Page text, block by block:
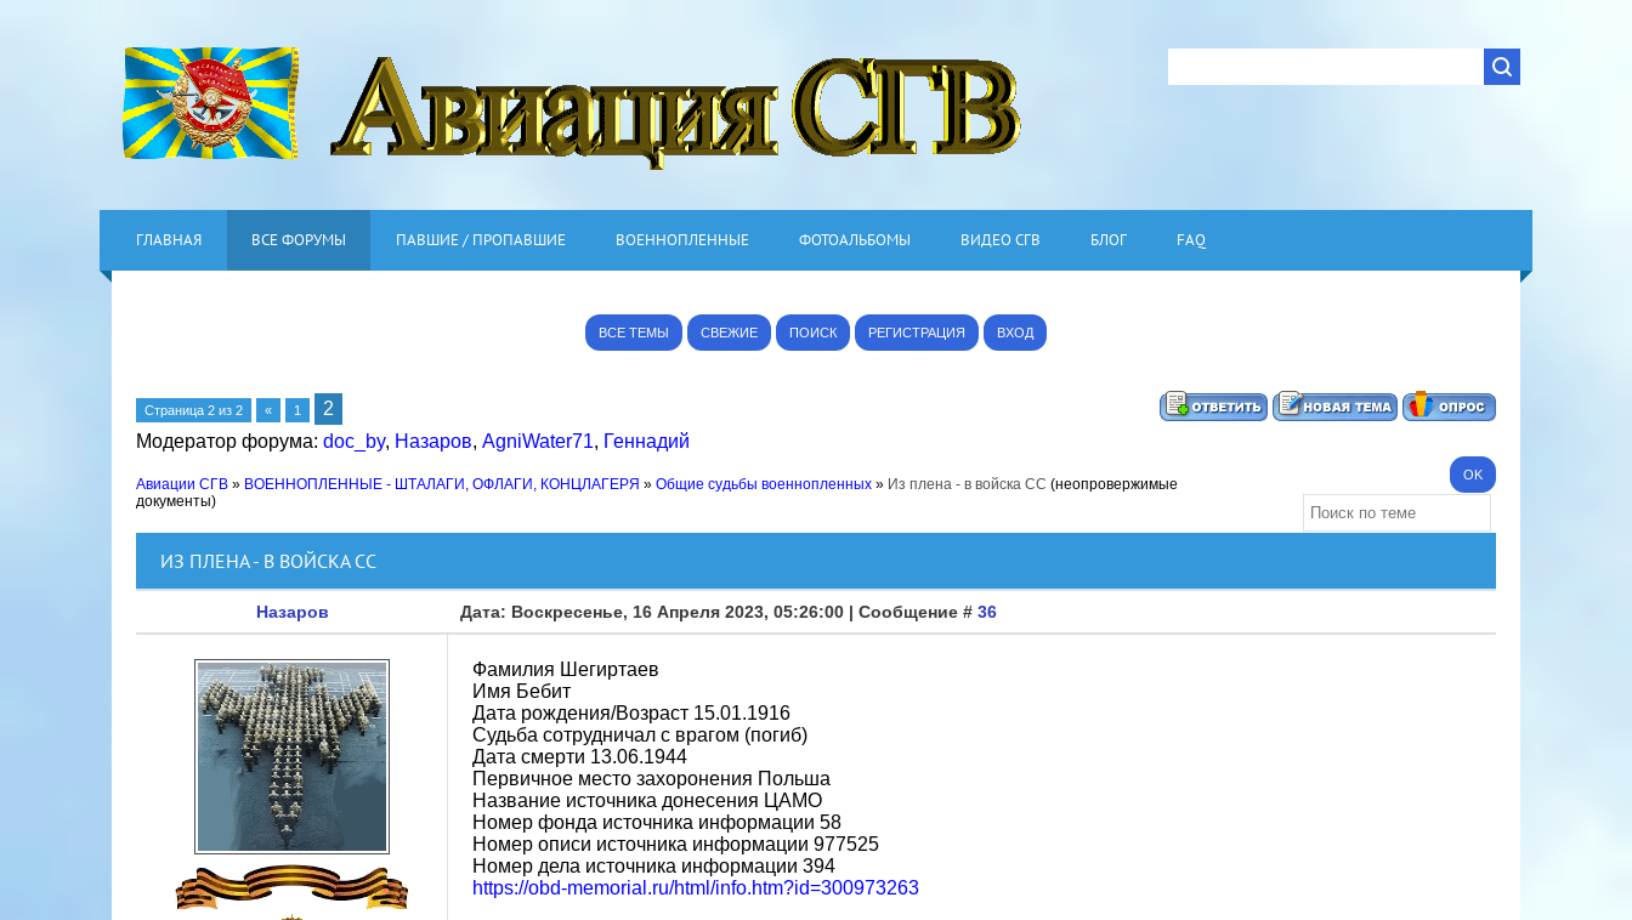
ГЛАВНАЯ ВСЕ ФОРУМЫ ПАВШИЕ / ПРОПАВШИЕ ВОЕННОПЛЕННЫЕ ФОТОАЛЬБОМЫ ВИДЕО СГВ БЛОГ FAQ
ВСЕ ТЕМЫ СВЕЖИЕ ПОИСК РЕГИСТРАЦИЯ ВХОД
Страница 2 из 2 « 1
2
Модератор форума: doc_by, Назаров, AgniWater71, Геннадий
Авиации СГВ » ВОЕННОПЛЕННЫЕ - ШТАЛАГИ, ОФЛАГИ, КОНЦЛАГЕРЯ » Общие судьбы военнопленных » Из плена - в войска СС (неопровержимые
документы)
ИЗ ПЛЕНА - В ВОЙСКА СС
Назаров Дата: Воскресенье, 16 Апреля 2023, 05:26:00 | Сообщение # 36
Фамилия Шегиртаев
Имя Бебит
Дата рождения/Возраст 15.01.1916
Судьба сотрудничал с врагом (погиб)
Дата смерти 13.06.1944
Первичное место захоронения Польша
Название источника донесения ЦАМО
Номер фонда источника информации 58
Номер описи источника информации 977525
Номер дела источника информации 394
https://obd-memorial.ru/html/info.htm?id=300973263